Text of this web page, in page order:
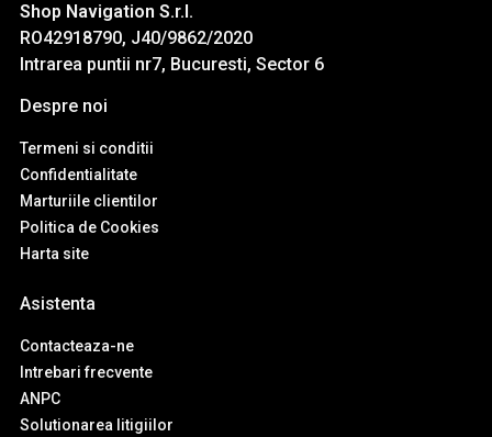
Shop Navigation S.r.l.
RO42918790, J40/9862/2020
Intrarea puntii nr7, Bucuresti, Sector 6
Despre noi
Termeni si conditii
Confidentialitate
Marturiile clientilor
Politica de Cookies
Harta site
Asistenta
Contacteaza-ne
Intrebari frecvente
ANPC
Solutionarea litigiilor